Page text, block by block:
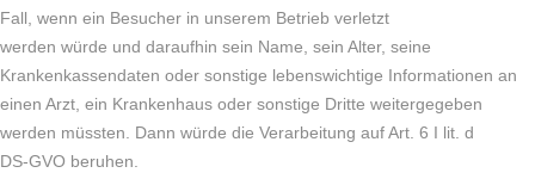
Fall, wenn ein Besucher in unserem Betrieb verletzt
werden würde und daraufhin sein Name, sein Alter, seine
Krankenkassendaten oder sonstige lebenswichtige Informationen an
einen Arzt, ein Krankenhaus oder sonstige Dritte weitergegeben
werden müssten. Dann würde die Verarbeitung auf Art. 6 I lit. d
DS-GVO beruhen.